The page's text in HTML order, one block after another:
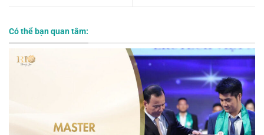
Có thể bạn quan tâm: